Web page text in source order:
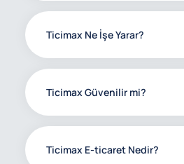
Ticimax Ne İşe Yarar?
Ticimax Güvenilir mi?
Ticimax E-ticaret Nedir?